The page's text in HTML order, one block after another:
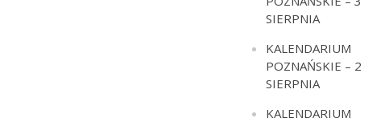
SIERPNIA
KALENDARIUM
POZNAŃSKIE – 2
SIERPNIA
KALENDARIUM